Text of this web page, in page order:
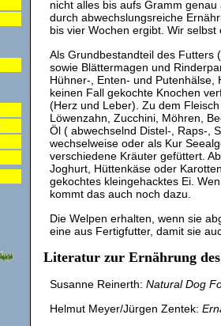
nicht alles bis aufs Gramm
durch abwechslungsreiche
bis vier Wochen ergibt. Wir
Als Grundbestandteil des Futters
sowie Blättermagen und
Hühner-, Enten- und Putenhälse,
keinen Fall gekochte Knochen
(Herz und Leber). Zu dem
Löwenzahn, Zucchini, Möhren,
Öl ( abwechselnd Distel-, Raps-,
wechselweise oder als Kur
verschiedene Kräuter gefüttert.
Joghurt, Hüttenkäse oder
gekochtes kleingehacktes Ei.
kommt das auch noch dazu.
Die Welpen erhalten, wenn sie
eine aus Fertigfutter, damit sie
Literatur zur Ernährung
Susanne Reinerth: Natural Dog
Helmut Meyer/Jürgen Zentek: